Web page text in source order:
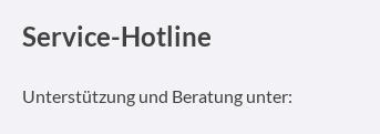
Service-Hotline
Unterstützung und Beratung unter: